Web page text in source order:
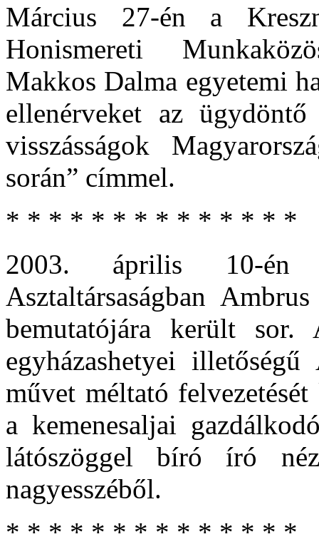
Március 27-én a
Honismereti
Makkos Dalma egyetemi
ellenérveket az
visszásságok
során” címmel.
* * * * * * * * * * * * * *
2003. április 10-én
Asztaltársaságban
bemutatójára került sor.
egyházashetyei
művet méltató
a kemenesaljai
látószöggel bíró író
nagyesszéből.
* * * * * * * * * * * * * *